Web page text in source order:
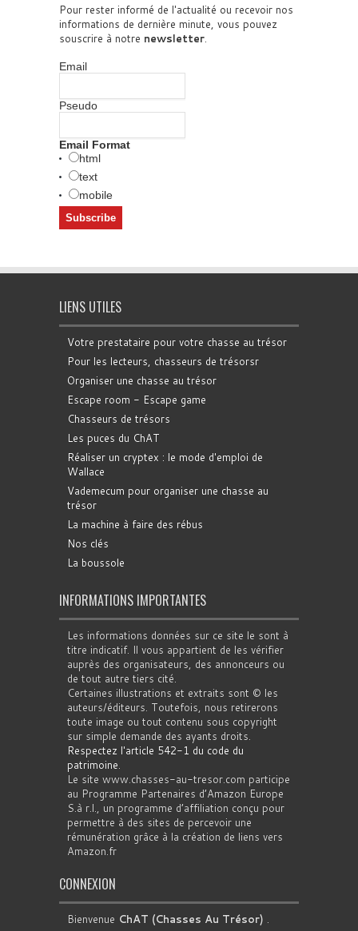
Pour rester informé de l'actualité ou recevoir nos
informations de dernière minute, vous pouvez
souscrire à notre newsletter.
Email
Pseudo
Email Format
html
text
mobile
LIENS UTILES
Votre prestataire pour votre chasse au trésor
Pour les lecteurs, chasseurs de trésorsr
Organiser une chasse au trésor
Escape room - Escape game
Chasseurs de trésors
Les puces du ChAT
Réaliser un cryptex : le mode d'emploi de
Wallace
Vademecum pour organiser une chasse au
trésor
La machine à faire des rébus
Nos clés
La boussole
INFORMATIONS IMPORTANTES
Les informations données sur ce site le sont à
titre indicatif. Il vous appartient de les vérifier
auprès des organisateurs, des annonceurs ou
de tout autre tiers cité.
Certaines illustrations et extraits sont © les
auteurs/éditeurs. Toutefois, nous retirerons
toute image ou tout contenu sous copyright
sur simple demande des ayants droits.
Respectez l'article 542-1 du code du
patrimoine.
Le site www.chasses-au-tresor.com participe
au Programme Partenaires d’Amazon Europe
S.à r.l., un programme d’affiliation conçu pour
permettre à des sites de percevoir une
rémunération grâce à la création de liens vers
Amazon.fr
CONNEXION
Bienvenue ChAT (Chasses Au Trésor) .